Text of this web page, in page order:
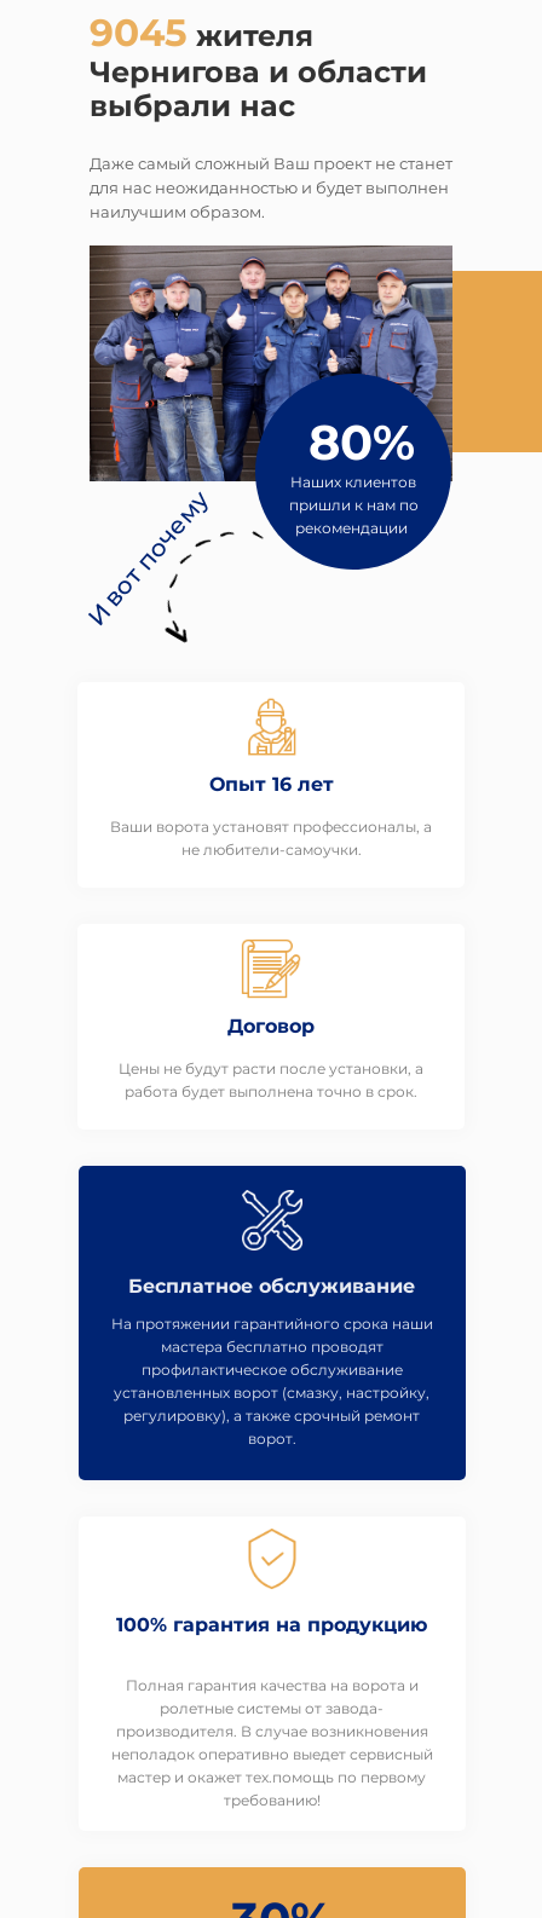
9045 жителя
Чернигова и области
выбрали нас
80%
Наших клиентов
пришли к нам по
рекомендации
Даже самый сложный Ваш проект не станет
для нас неожиданностью и будет выполнен
наилучшим образом.
И вот почему
Опыт 16 лет
Ваши ворота установят профессионалы, а
не любители-самоучки.
Договор
Цены не будут расти после установки, а
работа будет выполнена точно в срок.
Бесплатное обслуживание
На протяжении гарантийного срока наши
мастера бесплатно проводят
профилактическое обслуживание
установленных ворот (смазку, настройку,
регулировку), а также срочный ремонт
ворот.
100% гарантия на продукцию
Полная гарантия качества на ворота и
ролетные системы от завода-
производителя. В случае возникновения
неполадок оперативно выедет сервисный
мастер и окажет тех.помощь по первому
требованию!